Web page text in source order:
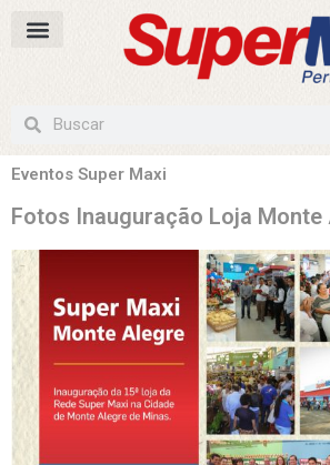
Eventos Super Maxi
Fotos Inauguração Loja Monte